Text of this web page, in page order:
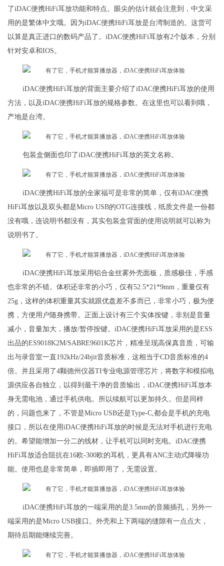
了iDAC便携HiFi耳放功能和特点。眼尖的估计就会注意到，中文采
用的是繁体中文哦。因为iDAC便携HiFi耳放是台湾制造的。这货可
以算是真正进口的数码产品了。iDAC便携HiFi耳放有2个版本，分别
针对安卓和IOS。
iDAC便携HiFi耳放的背面主要介绍了iDAC便携HiFi耳放的使用
方法，以及iDAC便携HiFi耳放的规格参数。在这里也可以看到哦，
产地是台湾。
包装盒侧面也印了iDAC便携HiFi耳放的英文名称。
iDAC便携HiFi耳放的全家福可是非常的简单，仅有iDAC便携
HiFi耳放以及双头都是Micro USB的OTG连接线，纸质文件是一份都
没有哦，连说明书都没有，其实包装盒背面的使用说明就可以称为
说明书了。
iDAC便携HiFi耳放采用铝合金丝雾外壳面板，质感极佳，手感
也非常的不错。体积还非常的小巧，仅有52.5*21*9mm，重量仅有
25g，这样的体积重量其实就跟优盘差不多而已，非常小巧，极为便
携，方便用户随身携带。正面上设计有三个实体按键，非别是音量
减小，音量加大，播放/暂停按键。iDAC便携HiFi耳放采用的是ESS
出品的ES9018K2M/SABRE9601K芯片，精准呈现高保真音质，可输
出与录音室一直192kHz/24bjit音质标准，这相当于CD音质标准的4
倍。并且采用了4颗德州仪器TI专业电源管理芯片，将数字和模拟电
源供应各自独立，以得到最干净的音质输出，iDAC便携HiFi耳放本
身无需电池，通过手机供电。所以续航可以更加持久。但是同样
的，问题也来了，不管是Micro USB还是Type-C,都会是手机的充电
接口，所以在使用iDAC便携HiFi耳放的时候是无法对手机进行充电
的。希望能增加一分二的线材，让手机可以同时充电。iDAC便携
HiFi耳放适合阻抗在16欧-300欧的耳机，更具有ANC主动式降噪功
能。使用也是非常简单，即插即用了，无需设置。
iDAC便携HiFi耳放的一端采用的是3.5mm的音频插孔，另外一
端采用的是Micro USB接口。外壳和上下两端的缝隙有一点点大，
期待后期能继续完善。